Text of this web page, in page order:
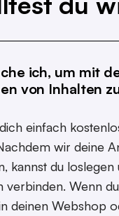
ich, um mit
von Inhalten
einfach
wir deine
kannst du
verbinden. Wenn
deinen Webshop